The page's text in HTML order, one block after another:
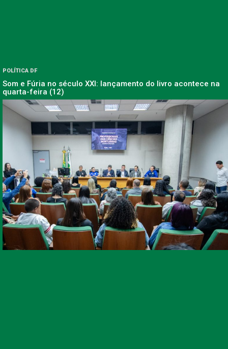
POLÍTICA DF
Som e Fúria no século XXI: lançamento do livro acontece na
quarta-feira (12)